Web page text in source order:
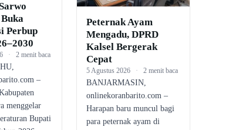
Perbup
· 2 menit baca
–
menggelar
Bupati
Peternak Ayam
Mengadu, DPRD
Kalsel Bergerak
Cepat
5 Agustus 2026 · 2 menit baca
BANJARMASIN,
onlinekoranbarito.com –
Harapan baru muncul bagi
para peternak ayam di